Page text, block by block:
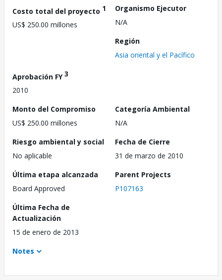
Costo total del proyecto 1
US$ 250.00 millones
Organismo Ejecutor
N/A
Región
Asia oriental y el Pacífico
Aprobación FY3
2010
Monto del Compromiso
US$ 250.00 millones
Categoría Ambiental
N/A
Riesgo ambiental y social
No aplicable
Fecha de Cierre
31 de marzo de 2010
Última etapa alcanzada
Board Approved
Parent Projects
P107163
Última Fecha de
Actualización
15 de enero de 2013
Notes